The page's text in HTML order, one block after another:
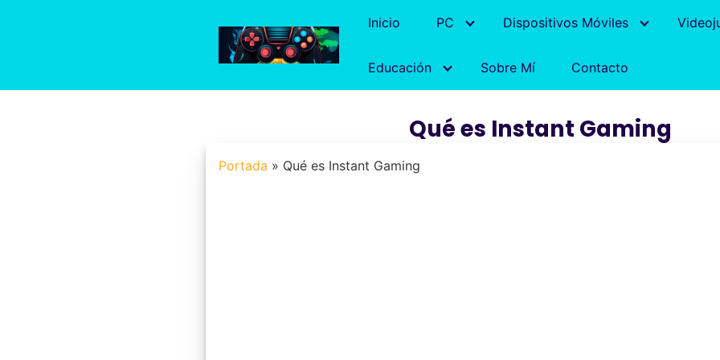
Inicio PC Dispositivos Móviles
Educación Sobre Mí Contacto
Qué es Instant Gaming
Portada » Qué es Instant Gaming